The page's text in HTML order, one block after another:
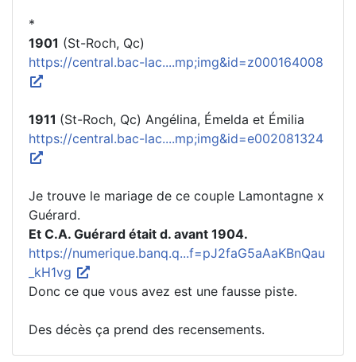
*
1901 (St-Roch, Qc)
https://central.bac-lac....mp;img&id=z000164008
1911 (St-Roch, Qc) Angélina, Émelda et Émilia
https://central.bac-lac....mp;img&id=e002081324
Je trouve le mariage de ce couple Lamontagne x
Guérard.
Et C.A. Guérard était d. avant 1904.
https://numerique.banq.q...f=pJ2faG5aAaKBnQau
_kH1vg
Donc ce que vous avez est une fausse piste.
Des décès ça prend des recensements.